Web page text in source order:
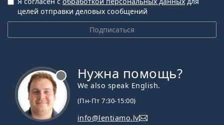
Подписаться
целей отправки деловых сообщений
Нужна помощь?
We also speak English.
(Пн-Пт 7:30-15:00)
info@lentiamo.lv